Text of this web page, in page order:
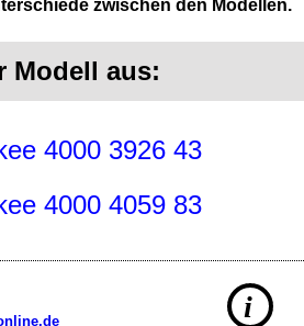
zwischen den Modellen.
Modell aus:
4000 3926 43
4000 4059 83
i